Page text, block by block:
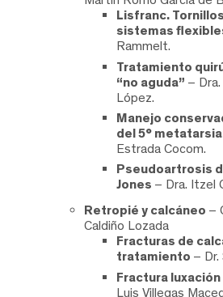
Lisfranc.
sistemas
Rammelt.
Tratamiento
“no aguda” –
López.
Manejo
del 5°
Estrada Cocom.
Pseudoartrosis
Jones – Dra. Itzel
Retropié y calcáneo –
Caldiño Lozada
Fracturas de
tratamiento –
Fractura
Luis Villegas